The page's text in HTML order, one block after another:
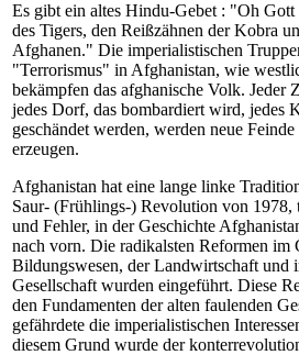
Es gibt ein altes Hindu-Gebet : "Oh Gott
des Tigers, den Reißzähnen der Kobra
Afghanen." Die imperialistischen
"Terrorismus" in Afghanistan, wie
bekämpfen das afghanische Volk. Jeder
jedes Dorf, das bombardiert wird, jedes
geschändet werden, werden neue
erzeugen.
Afghanistan hat eine lange linke
Saur- (Frühlings-) Revolution von 1978,
und Fehler, in der Geschichte
nach vorn. Die radikalsten Reformen im
Bildungswesen, der Landwirtschaft und
Gesellschaft wurden eingeführt. Diese
den Fundamenten der alten faulenden
gefährdete die imperialistischen
diesem Grund wurde der